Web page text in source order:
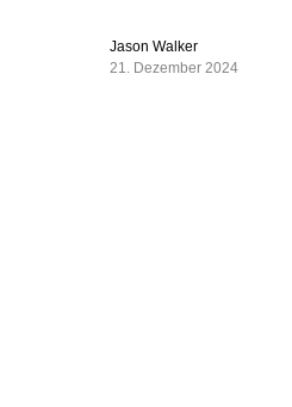
Jason Walker
21. Dezember 2024